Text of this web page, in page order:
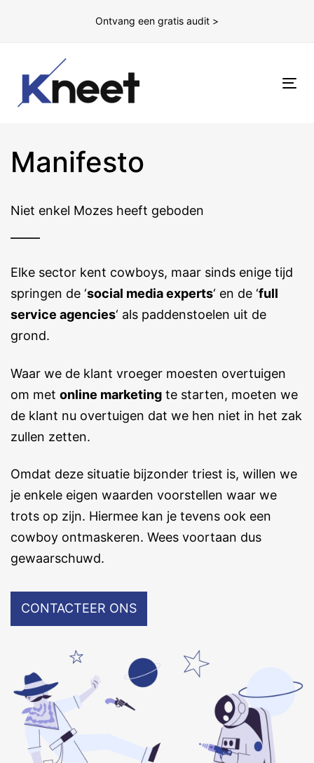
Ontvang een gratis audit >
Manifesto
Niet enkel Mozes heeft geboden
Elke sector kent cowboys, maar sinds enige tijd
springen de ‘social media experts‘ en de ‘full
service agencies‘ als paddenstoelen uit de
grond.
Waar we de klant vroeger moesten overtuigen
om met online marketing te starten, moeten we
de klant nu overtuigen dat we hen niet in het zak
zullen zetten.
Omdat deze situatie bijzonder triest is, willen we
je enkele eigen waarden voorstellen waar we
trots op zijn. Hiermee kan je tevens ook een
cowboy ontmaskeren. Wees voortaan dus
gewaarschuwd.
CONTACTEER ONS